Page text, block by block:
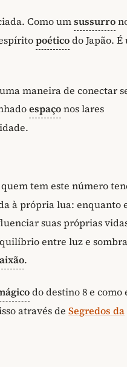
Como umsussurro
poéticodo Japão. É
maneira de conectar
espaçonos lares
tem este número
à própria lua: enquanto
suas próprias
entre luz e
.
do destino 8 e como
através de Segredos da